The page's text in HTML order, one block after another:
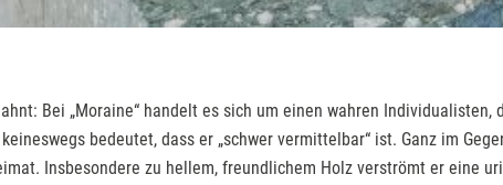
Bei „Moraine“ handelt es sich um einen wahren
bedeutet, dass er „schwer vermittelbar“ ist. Ganz im
Insbesondere zu hellem, freundlichem Holz verströmt er eine